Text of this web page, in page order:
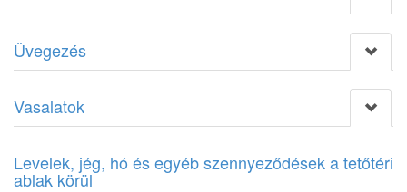
Üvegezés
Vasalatok
Levelek, jég, hó és egyéb szennyeződések a tetőtéri
ablak körül